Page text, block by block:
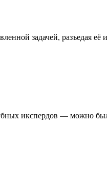
задачей, разъедая
икспердов — можно